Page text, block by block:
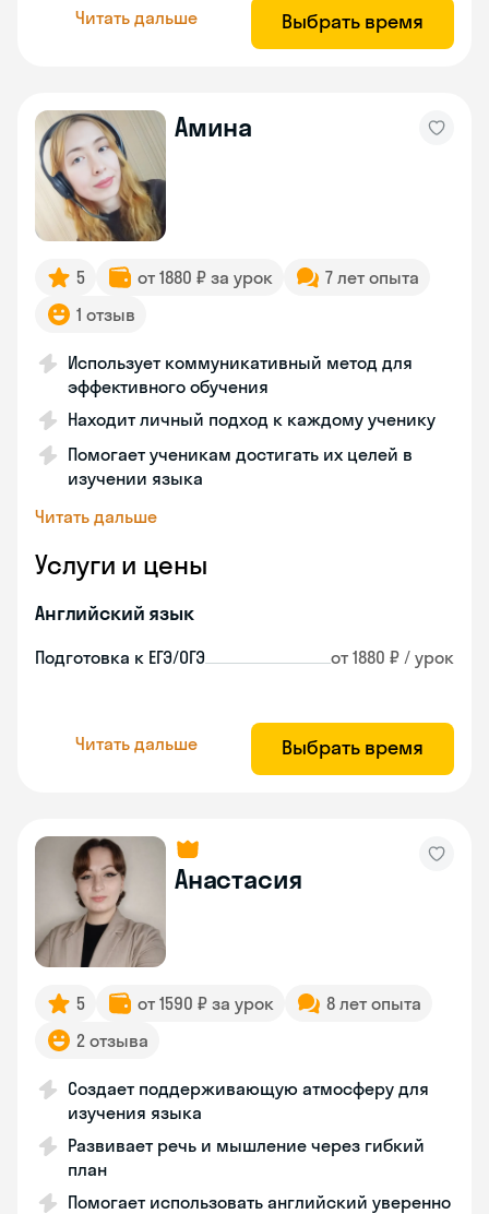
Читать дальше Выбрать время
Амина
5 от 1880 ₽ за урок
7 лет опыта
1 отзыв
Использует коммуникативный метод для
эффективного обучения
Находит личный подход к каждому ученику
Помогает ученикам достигать их целей в
изучении языка
Читать дальше
Услуги и цены
Английский язык
Подготовка к ЕГЭ/ОГЭ от 1880 ₽ / урок
Читать дальше Выбрать время
Анастасия
5 от 1590 ₽ за урок
8 лет опыта
2 отзыва
Создает поддерживающую атмосферу для
изучения языка
Развивает речь и мышление через гибкий
план
Помогает использовать английский уверенно